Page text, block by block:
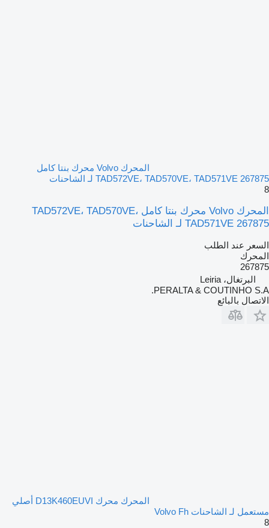
المحرك Volvo محرك بنتا كامل
TAD572VE، TAD570VE، TAD571VE 267875 لـ الشاحنات
8
المحرك Volvo محرك بنتا كامل TAD572VE، TAD570VE،
TAD571VE 267875 لـ الشاحنات
السعر عند الطلب
المحرك
267875
البرتغال، Leiria
PERALTA & COUTINHO S.A.
الاتصال بالبائع
المحرك محرك D13K460EUVI أصلي
مستعمل لـ الشاحنات Volvo Fh
8